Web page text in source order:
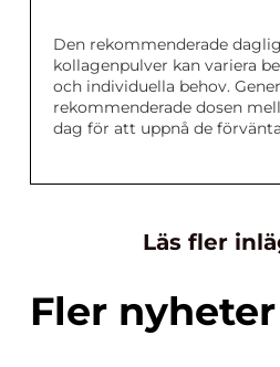
Den rekommenderade
kollagenpulver kan variera
och individuella behov.
rekommenderade dosen
dag för att uppnå de
Läs fler
Fler nyheter